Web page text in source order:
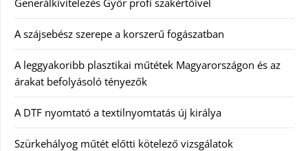
Generálkivitelezés Győr profi szakértőivel
A szájsebész szerepe a korszerű fogászatban
A leggyakoribb plasztikai műtétek Magyarországon és az
árakat befolyásoló tényezők
A DTF nyomtató a textilnyomtatás új királya
Szürkehályog műtét előtti kötelező vizsgálatok